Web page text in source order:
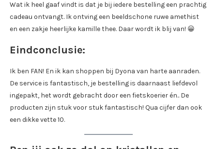
Wat ik heel gaaf vindt is dat je bij iedere bestelling een prachtig
cadeau ontvangt. Ik ontving een beeldschone ruwe amethist
en een zakje heerlijke kamille thee. Daar wordt ik blij van! 😀
Eindconclusie:
Ik ben FAN! En ik kan shoppen bij Dyona van harte aanraden.
De service is fantastisch, je bestelling is daarnaast liefdevol
ingepakt, het wordt gebracht door een fietskoerier én.. De
producten zijn stuk voor stuk fantastisch! Qua cijfer dan ook
een dikke vette 10.